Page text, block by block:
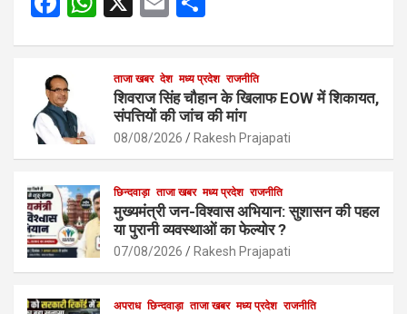
b
o
o
k
A
p
e
ताजा खबर देश मध्य प्रदेश राजनीति
शिवराज सिंह चौहान के खिलाफ EOW में शिकायत,
संपत्तियों की जांच की मांग
08/08/2026 Rakesh Prajapati
छिन्दवाड़ा ताजा खबर मध्य प्रदेश राजनीति
मुख्यमंत्री जन-विश्वास अभियान: सुशासन की पहल
या पुरानी व्यवस्थाओं का फेल्योर ?
07/08/2026 Rakesh Prajapati
अपराध छिन्दवाड़ा ताजा खबर मध्य प्रदेश राजनीति